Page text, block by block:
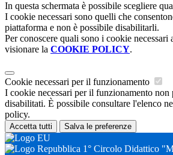
In questa schermata è possibile scegliere
I cookie necessari sono quelli che
piattaforma e non è possibile disabilitarli.
Per conoscere quali sono i cookie necessari
visionare la COOKIE POLICY.
Cookie necessari per il funzionamento
I cookie necessari per il funzionamento non
disabilitati. È possibile consultare l'elenco
policy.
Accetta tutti Salva le preferenze
1° Circolo Didattico